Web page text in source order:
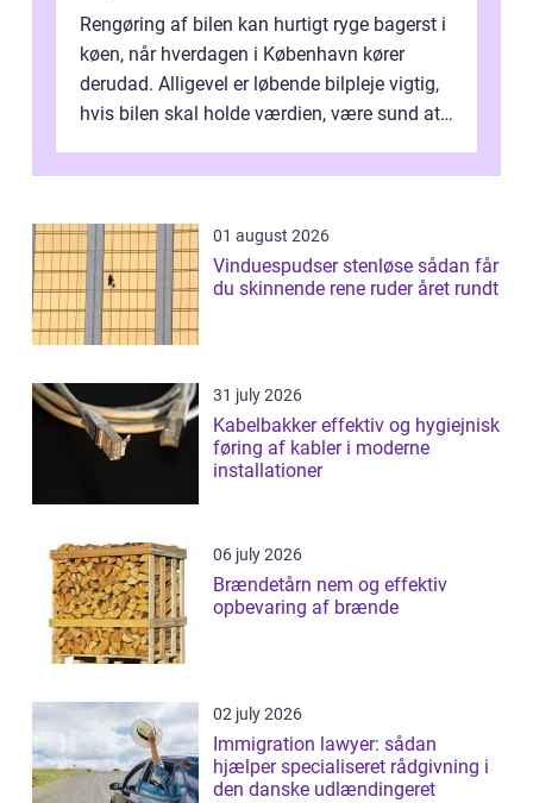
Rengøring af bilen kan hurtigt ryge bagerst i
køen, når hverdagen i København kører
derudad. Alligevel er løbende bilpleje vigtig,
hvis bilen skal holde værdien, være sund at
01 august 2026
Vinduespudser stenløse sådan får
du skinnende rene ruder året rundt
31 july 2026
Kabelbakker effektiv og hygiejnisk
føring af kabler i moderne
installationer
06 july 2026
Brændetårn nem og effektiv
opbevaring af brænde
02 july 2026
Immigration lawyer: sådan
hjælper specialiseret rådgivning i
den danske udlændingeret